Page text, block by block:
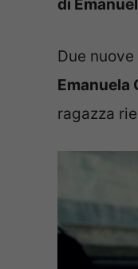
di
Due
Emanuela
ragazza